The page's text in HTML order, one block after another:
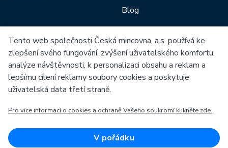
Blog
Mezi naše partnery patří:
Evropská unie
OP Podnikání a inovace pro konkurenceschopnost
Evropský fond pro regionální rozvoj
Tento web společnosti Česká mincovna, a.s. používá ke
zlepšení svého fungování, zvýšení uživatelského komfortu,
analýze návštěvnosti, k personalizaci obsahu a reklam a
lepšímu cílení reklamy soubory cookies a poskytuje
uživatelská data třetí straně.
Pro více informací o cookies a ochraně Vašeho soukromí klikněte zde.
V pořádku